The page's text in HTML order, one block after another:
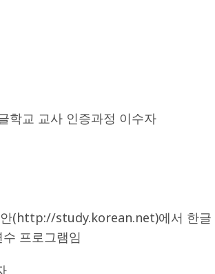
학교 교사 인증과정 이수자
(http://study.korean.net)에서 한글
프로그램임